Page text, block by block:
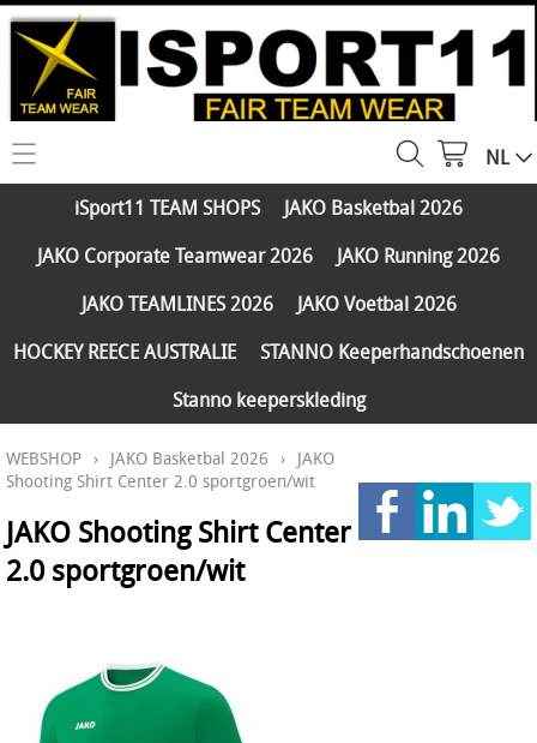
HOME
WEBSHOP
JAKO Running 2026
JAKO TEAMLINES 2026
JAKO Voetbal 2026
HOCKEY REECE AUSTRALIE
Stanno keeperskleding
PARTNERS
Klantengroepen
CONTACT
MY ISPORT11
JAKO Matentabellen
NL
iSport11 TEAM SHOPS
JAKO Basketbal 2026
JAKO Corporate Teamwear 2026
JAKO Running 2026
JAKO TEAMLINES 2026
JAKO Voetbal 2026
HOCKEY REECE AUSTRALIE
STANNO Keeperhandschoenen
Stanno keeperskleding
WEBSHOP › JAKO Basketbal 2026 › JAKO
Shooting Shirt Center 2.0 sportgroen/wit
JAKO Shooting Shirt Center
2.0 sportgroen/wit